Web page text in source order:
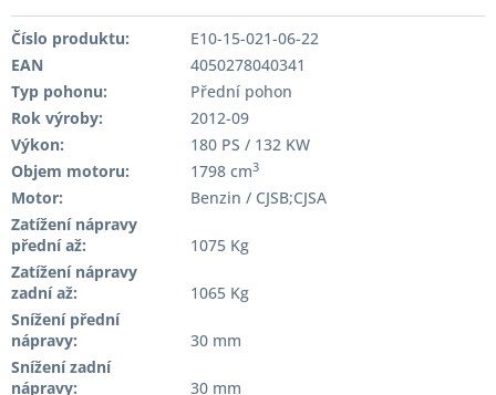
Číslo produktu:
E10-15-021-06-22
EAN
4050278040341
Typ pohonu:
Přední pohon
Rok výroby:
2012-09
Výkon:
180 PS / 132 KW
Objem motoru:
1798 cm3
Motor:
Benzin / CJSB;CJSA
Zatížení nápravy
přední až:
1075 Kg
Zatížení nápravy
zadní až:
1065 Kg
Snížení přední
nápravy:
30 mm
Snížení zadní
nápravy:
30 mm